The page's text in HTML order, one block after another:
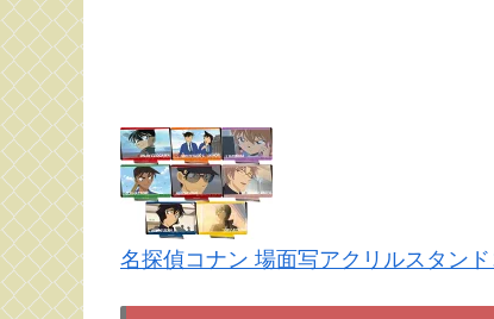
名探偵コナン 場面写アクリルスタン